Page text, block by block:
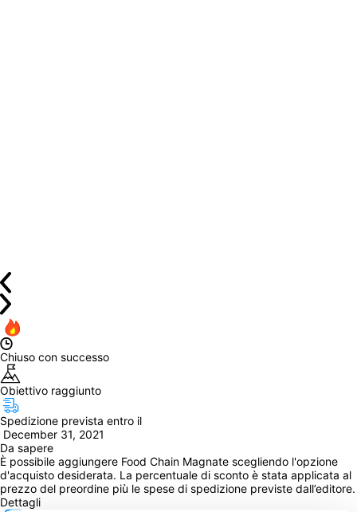
Chiuso con successo
Obiettivo raggiunto
Spedizione prevista entro il
December 31, 2021
Da sapere
È possibile aggiungere Food Chain Magnate scegliendo l'opzione
d'acquisto desiderata. La percentuale di sconto è stata applicata al
prezzo del preordine più le spese di spedizione previste dall’editore.
Dettagli